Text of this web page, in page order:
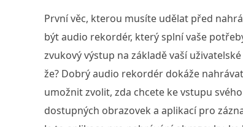
První věc, kterou musíte udělat před
být audio rekordér, který splní vaše
zvukový výstup na základě vaší
že? Dobrý audio rekordér dokáže
umožnit zvolit, zda chcete ke vstupu
dostupných obrazovek a aplikací pro